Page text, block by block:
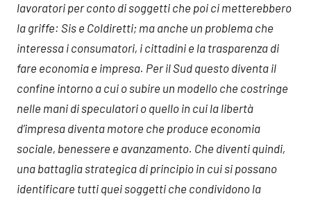
lavoratori per conto di soggetti che poi ci metterebbero
la griffe: Sis e Coldiretti; ma anche un problema che
interessa i consumatori, i cittadini e la trasparenza di
fare economia e impresa. Per il Sud questo diventa il
confine intorno a cui o subire un modello che costringe
nelle mani di speculatori o quello in cui la libertà
d’impresa diventa motore che produce economia
sociale, benessere e avanzamento. Che diventi quindi,
una battaglia strategica di principio in cui si possano
identificare tutti quei soggetti che condividono la